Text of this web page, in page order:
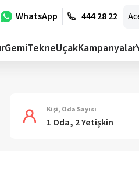
WhatsApp 444 28 22
GemiTekneUçakKampanyalar
Kişi, Oda Sayısı
1 Oda, 2 Yetişkin